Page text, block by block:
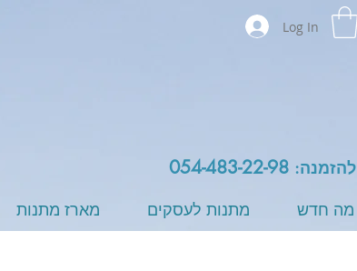
להזמנה:
מארז מתנות מתנות לעסקים מה חדש
Log In